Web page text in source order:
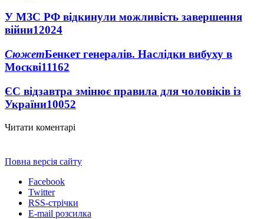
У МЗС РФ відкинули можливість завершення
війни12024
СюжетБенкет генералів. Наслідки вибуху в
Москві11162
ЄС відзавтра змінює правила для чоловіків із
України10052
Читати коментарі
Повна версія сайту
Facebook
Twitter
RSS-стрічки
E-mail розсилка